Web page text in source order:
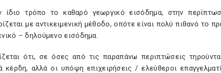
ίδιο τρόπο το καθαρό γεωργικό εισόδημα, στην
με αντικειμενική μέθοδο, οπότε είναι πολύ πιθανό το
– δηλούμενο εισόδημα.
ότι, σε όσες από τις παραπάνω περιπτώσεις
κέρδη, αλλά οι υπόψη επιχειρήσεις / ελεύθεροι